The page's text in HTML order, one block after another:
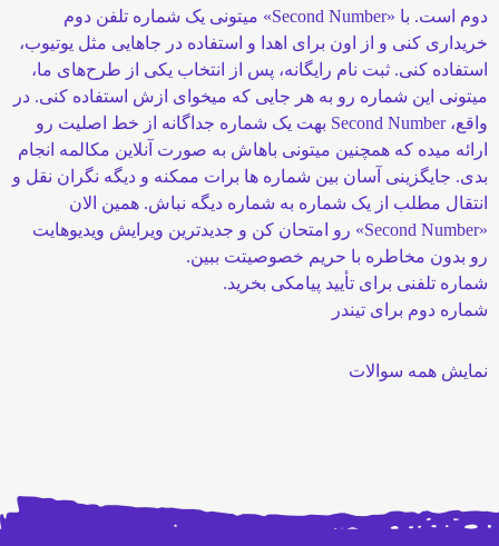
دوم است. با «Second Number» میتونی یک شماره تلفن دوم
خریداری کنی و از اون برای اهدا و استفاده در جاهایی مثل یوتیوب،
استفاده کنی. ثبت نام رایگانه، پس از انتخاب یکی از طرح‌های ما،
میتونی این شماره رو به هر جایی که میخوای ازش استفاده کنی. در
واقع، Second Number بهت یک شماره جداگانه از خط اصلیت رو
ارائه میده که همچنین میتونی باهاش به صورت آنلاین مکالمه انجام
بدی. جایگزینی آسان بین شماره ها برات ممکنه و دیگه نگران نقل و
انتقال مطلب از یک شماره به شماره دیگه نباش. همین الان
«Second Number» رو امتحان کن و جدیدترین ویرایش ویدیوهایت
رو بدون مخاطره با حریم خصوصیتت ببین.
شماره تلفنی برای تأیید پیامکی بخرید.
شماره دوم برای تیندر
نمایش همه سوالات